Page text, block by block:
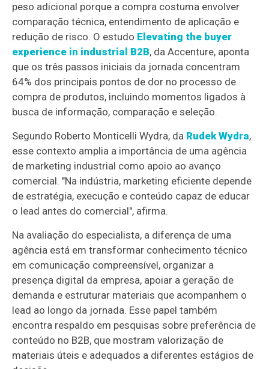
peso adicional porque a compra costuma envolver
comparação técnica, entendimento de aplicação e
redução de risco. O estudo Elevating the buyer
experience in industrial B2B, da Accenture, aponta
que os três passos iniciais da jornada concentram
64% dos principais pontos de dor no processo de
compra de produtos, incluindo momentos ligados à
busca de informação, comparação e seleção.
Segundo Roberto Monticelli Wydra, da Rudek Wydra,
esse contexto amplia a importância de uma agência
de marketing industrial como apoio ao avanço
comercial. "Na indústria, marketing eficiente depende
de estratégia, execução e conteúdo capaz de educar
o lead antes do comercial", afirma.
Na avaliação do especialista, a diferença de uma
agência está em transformar conhecimento técnico
em comunicação compreensível, organizar a
presença digital da empresa, apoiar a geração de
demanda e estruturar materiais que acompanhem o
lead ao longo da jornada. Esse papel também
encontra respaldo em pesquisas sobre preferência de
conteúdo no B2B, que mostram valorização de
materiais úteis e adequados a diferentes estágios de